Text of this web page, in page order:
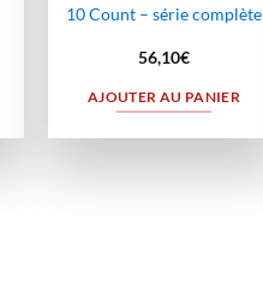
10 Count – série complète
56,10€
AJOUTER AU PANIER